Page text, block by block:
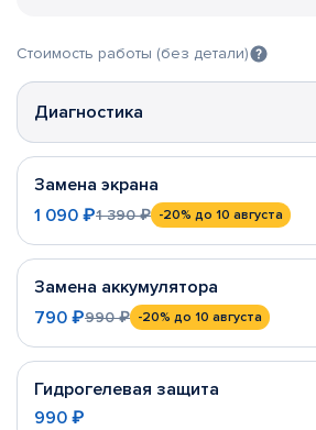
Стоимость работы (без детали)
Диагностика
Замена экрана
1 090 ₽1 390 ₽ -20% до 10 августа
Замена аккумулятора
790 ₽990 ₽ -20% до 10 августа
Гидрогелевая защита
990 ₽